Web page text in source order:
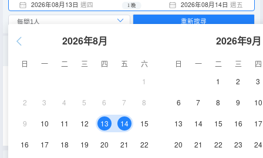
2026年08月13日 週四 2026年08月14日 週五
1 晚
2026年8月
日 一 二 三 四 五
六
1
2 3 4 5 6 7 8
9 10 11 12 13 14 15
16 17 18 19 20 21 22
2026年9月
日 一 二 三
四
1
2 3
6 7 8 9 10
13 14 15 16 17
20 21 22 23 24
重新搜尋
空調
電視機